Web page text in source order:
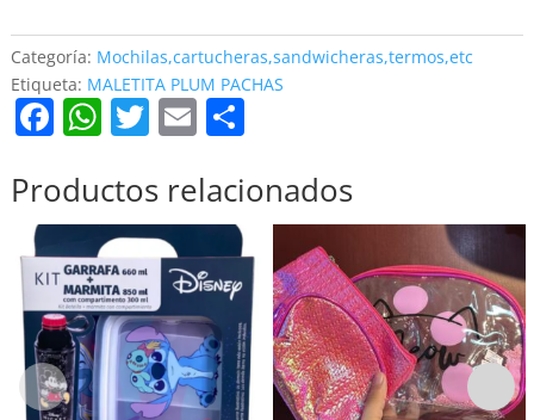
Categoría: Mochilas,cartucheras,sandwicheras,termos,etc
Etiqueta: MALETITA PLUM PACHAS
F
c
e
b
o
o
k
W
at
s
A
p
p
T
itt
er
E
ai
l
C
m
ar
tir
Productos relacionados